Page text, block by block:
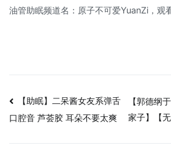
electrotherapy
油管助眠频道名：原子不可爱YuanZi，观
文
章
【助眠】二呆酱女友系弹舌
口腔音 芦荟胶 耳朵不要太爽
【郭德纲
家子】【